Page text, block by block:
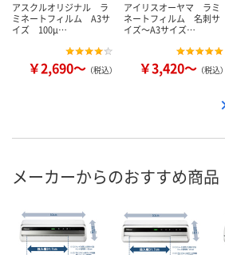
アスクルオリジナル ラ
ミネートフィルム A3サ
イズ 100μ…
￥2,690～ （税込）
アイリスオーヤマ ラミ
ネートフィルム 名刺サ
イズ～A3サイズ…
￥3,420～ （税込）
メーカーからのおすすめ商品